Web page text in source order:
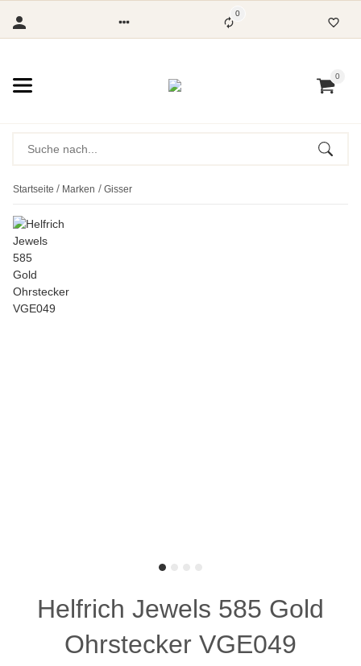
0
0
Startseite Marken Gisser
Helfrich Jewels 585 Gold
Ohrstecker VGE049